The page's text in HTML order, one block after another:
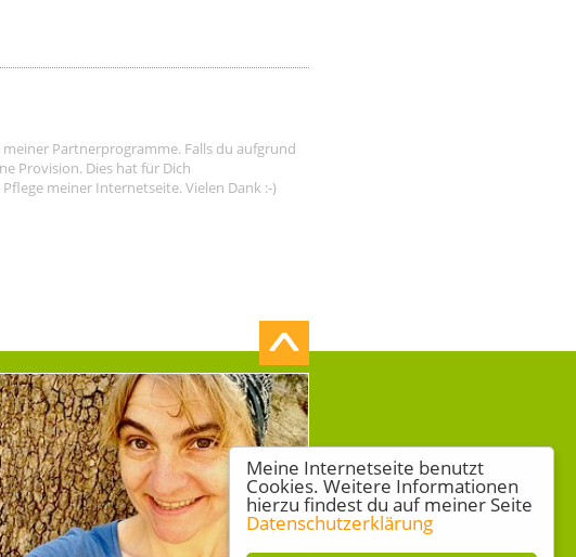
Meine Internetseite benutzt
Cookies. Weitere Informationen
hierzu findest du auf meiner Seite
Datenschutzerklärung
Partnerprogramme. Falls du aufgrund
Provision. Dies hat für Dich
meiner Internetseite. Vielen Dank :-)